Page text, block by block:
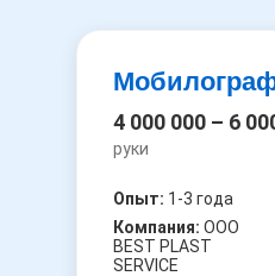
4 000 000 – 6
руки
Опыт: 1-3 года
Компания: ООО
BEST PLAST
SERVICE